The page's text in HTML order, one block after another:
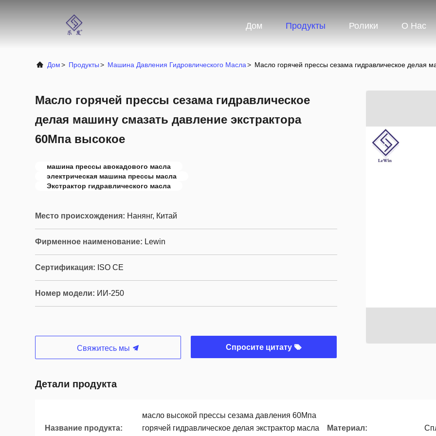
Дом Продукты Ролики О Нас
Дом> Продукты> Машина Давления Гидровлического Масла> Масло горячей прессы сезама гидравлическое делая
Масло горячей прессы сезама гидравлическое
делая машину смазать давление экстрактора
60Мпа высокое
машина прессы авокадового масла
электрическая машина прессы масла
Экстрактор гидравлического масла
Место происхождения: Нанянг, Китай
Фирменное наименование: Lewin
Сертификация: ISO CE
Номер модели: ИИ-250
Свяжитесь мы Спросите цитату
Детали продукта
Название продукта:
масло высокой прессы сезама давления 60Мпа
горячей гидравлическое делая экстрактор масла
Материал: